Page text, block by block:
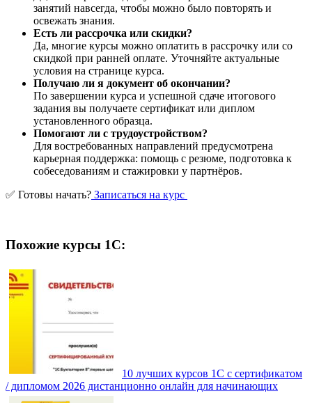
занятий навсегда, чтобы можно было повторять и
освежать знания.
Есть ли рассрочка или скидки?
Да, многие курсы можно оплатить в рассрочку или со
скидкой при ранней оплате. Уточняйте актуальные
условия на странице курса.
Получаю ли я документ об окончании?
По завершении курса и успешной сдаче итогового
задания вы получаете сертификат или диплом
установленного образца.
Помогают ли с трудоустройством?
Для востребованных направлений предусмотрена
карьерная поддержка: помощь с резюме, подготовка к
собеседованиям и стажировки у партнёров.
✅ Готовы начать? Записаться на курс
Похожие курсы 1С:
10 лучших курсов 1С с сертификатом
/ дипломом 2026 дистанционно онлайн для начинающих